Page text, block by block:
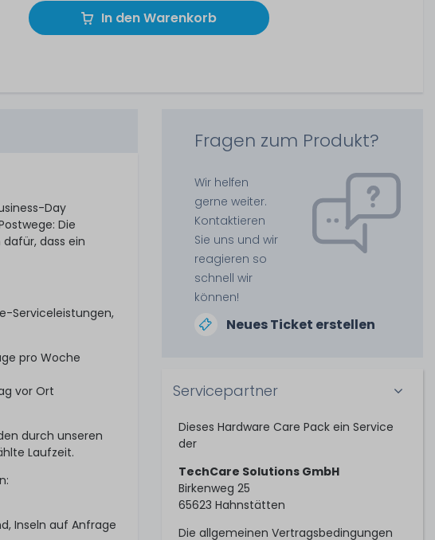
In den Warenkorb
Day
Die
dass ein
Serviceleistungen,
pro Woche
vor Ort
durch unseren
Laufzeit.
Inseln auf Anfrage
Fragen zum Produkt?
Wir helfen
gerne weiter.
Kontaktieren
Sie uns und wir
reagieren so
schnell wir
können!
Neues Ticket erstellen
Servicepartner
Dieses Hardware Care Pack ein Service
der
TechCare Solutions GmbH
Birkenweg 25
65623 Hahnstätten
Die allgemeinen Vertragsbedingungen